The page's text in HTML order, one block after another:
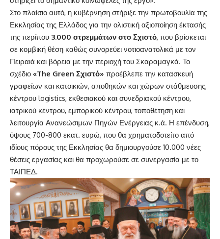
Στο πλαίσιο αυτό, η κυβέρνηση στήριξε την πρωτοβουλία της
Εκκλησίας της Ελλάδος για την ολιστική αξιοποίηση έκτασής
της περίπου 3.000 στρεμμάτων στο Σχιστό, που βρίσκεται
σε κομβική θέση καθώς συνορεύει νοτιοανατολικά με τον
Πειραιά και βόρεια με την περιοχή του Σκαραμαγκά. Το
σχέδιο «The Green Σχιστό» προέβλεπε την κατασκευή
γραφείων και κατοικιών, αποθηκών και χώρων στάθμευσης,
κέντρου logistics, εκθεσιακού και συνεδριακού κέντρου,
ιατρικού κέντρου, εμπορικού κέντρου, τοποθέτηση και
λειτουργία Ανανεώσιμων Πηγών Ενέργειας κ.ά. Η επένδυση,
ύψους 700-800 εκατ. ευρώ, που θα χρηματοδοτείτο από
ιδίους πόρους της Εκκλησίας θα δημιουργούσε 10.000 νέες
θέσεις εργασίας και θα προχωρούσε σε συνεργασία με το
ΤΑΙΠΕΔ.